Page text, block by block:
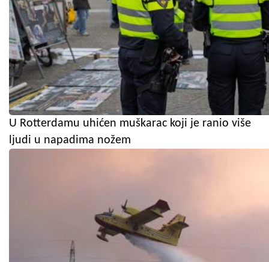
U Rotterdamu uhićen muškarac koji je ranio više
ljudi u napadima nožem